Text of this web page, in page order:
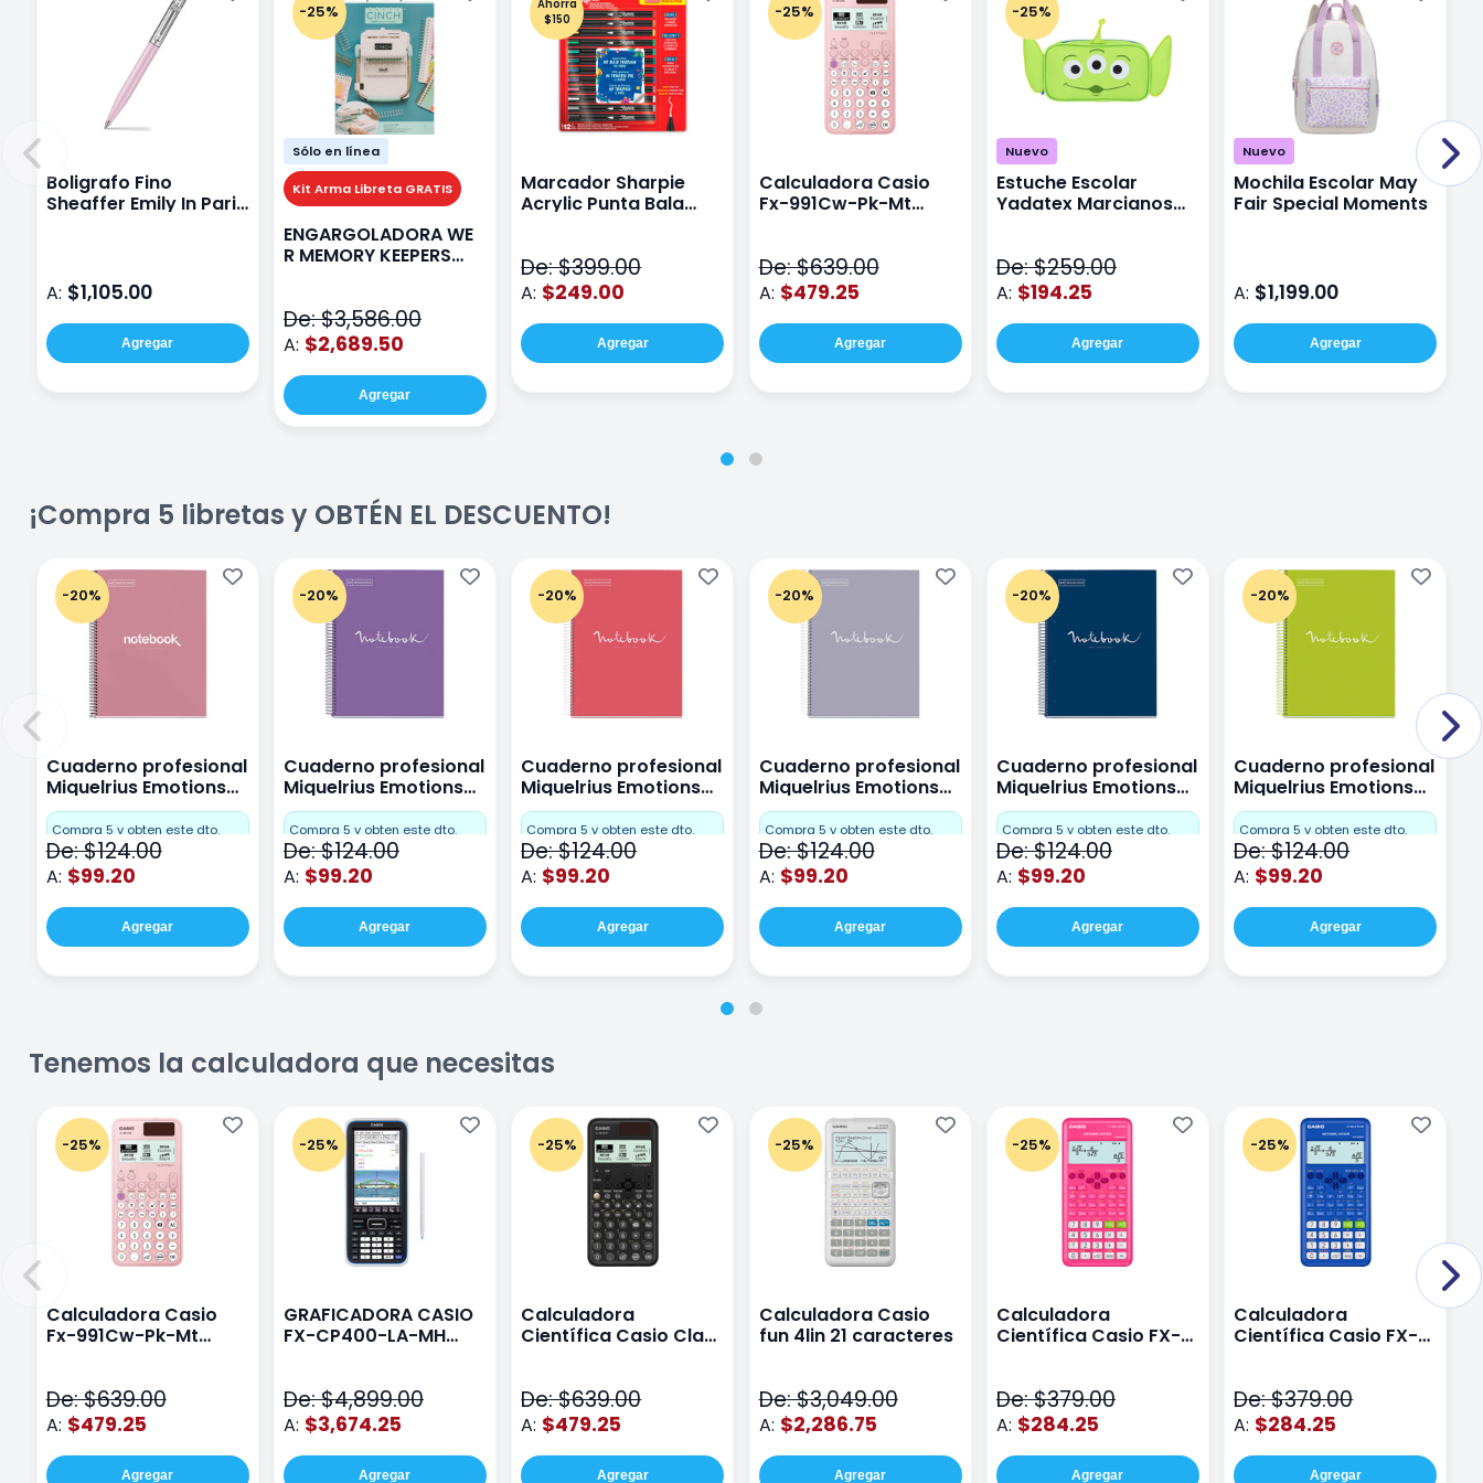
Boligrafo Fino
Sheaffer Emily In Paris
A: $1,105.00
Agregar
-25%
Sólo en línea
Kit Arma Libreta GRATIS
ENGARGOLADORA WE
R MEMORY KEEPERS
De: $3,586.00
A: $2,689.50
Agregar
Ahorra
$150
Marcador Sharpie
Acrylic Punta Bala
De: $399.00
A: $249.00
Agregar
-25%
Calculadora Casio
Fx-991Cw-Pk-Mt
De: $639.00
A: $479.25
Agregar
-25%
Nuevo
Estuche Escolar
Yadatex Marcianos
De: $259.00
A: $194.25
Agregar
Nuevo
Mochila Escolar May
Fair Special Moments
A: $1,199.00
Agregar
¡Compra 5 libretas y OBTÉN EL DESCUENTO!
-20%
Cuaderno profesional
Miquelrius Emotions
Cuadro Chico 80
hojas Rosa
Compra 5 y obten este dto.
De: $124.00
A: $99.20
Agregar
-20%
Cuaderno profesional
Miquelrius Emotions
raya 80 hojas Purpura
Compra 5 y obten este dto.
De: $124.00
A: $99.20
Agregar
-20%
Cuaderno profesional
Miquelrius Emotions
raya 80 hojas Coral
Compra 5 y obten este dto.
De: $124.00
A: $99.20
Agregar
-20%
Cuaderno profesional
Miquelrius Emotions
raya 80 hojas Gris
Compra 5 y obten este dto.
De: $124.00
A: $99.20
Agregar
-20%
Cuaderno profesional
Miquelrius Emotions
Dots 80 hojas
Compra 5 y obten este dto.
De: $124.00
A: $99.20
Agregar
-20%
Cuaderno profesional
Miquelrius Emotions
Dots 80 hojas Lima
Compra 5 y obten este dto.
De: $124.00
A: $99.20
Agregar
Tenemos la calculadora que necesitas
-25%
Calculadora Casio
Fx-991Cw-Pk-Mt
De: $639.00
A: $479.25
Agregar
-25%
GRAFICADORA CASIO
FX-CP400-LA-MH
De: $4,899.00
A: $3,674.25
Agregar
-25%
Calculadora
Científica Casio Class
De: $639.00
A: $479.25
Agregar
-25%
Calculadora Casio
fun 4lin 21 caracteres
De: $3,049.00
A: $2,286.75
Agregar
-25%
Calculadora
Científica Casio FX-
De: $379.00
A: $284.25
Agregar
-25%
Calculadora
Científica Casio FX-
De: $379.00
A: $284.25
Agregar